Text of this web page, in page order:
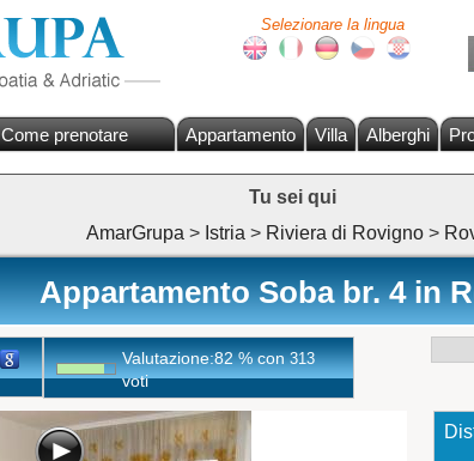
Selezionare la lingua
Come prenotare Appartamento Villa Alberghi
Tu sei qui
AmarGrupa > Istria > Riviera di Rovigno >
Appartamento Soba br. 4 in
Valutazione:82%con313
voti